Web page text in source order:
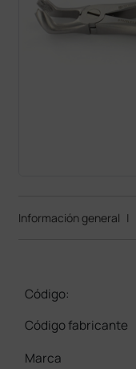
Información general |
Código:
Código fabricante
Marca